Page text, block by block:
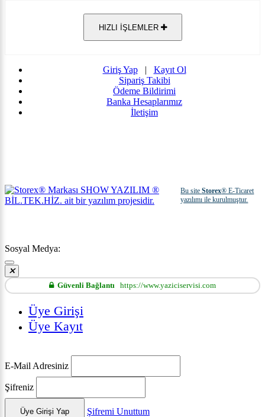
HIZLI İŞLEMLER
Giriş Yap| Kayıt Ol
Sipariş Takibi
Ödeme Bildirimi
Banka Hesaplarımız
İletişim
Bu siteStorex® E-Ticaret
yazılımı ile kurulmuştur.
Sosyal Medya:
Güvenli Bağlantı https://www.yaziciservisi.com
Üye Girişi
Üye Kayıt
E-Mail Adresiniz
Şifreniz
Üye Girişi Yap Şifremi Unuttum